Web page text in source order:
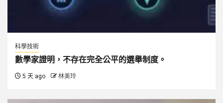
科學技術
數學家證明，不存在完全公平的選舉制度。
5 天 ago 林美玲